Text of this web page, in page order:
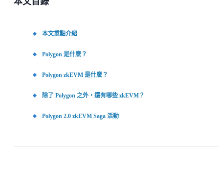
本文重點介紹
Polygon 是什麼？
Polygon zkEVM 是什麼？
除了 Polygon 之外，還有哪些 zkEVM？
Polygon 2.0 zkEVM Saga 活動